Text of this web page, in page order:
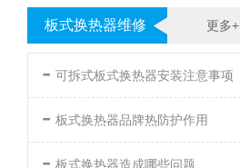
更多+
板式换热器维修
- 可拆式板式换热器安装注意事项
- 板式换热器品牌热防护作用
- 板式换热器造成哪些问题